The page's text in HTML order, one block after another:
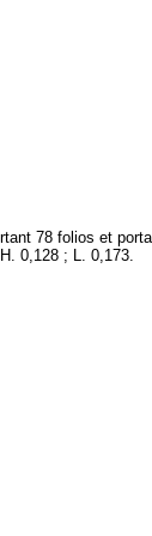
78 folios et
0,128 ; L. 0,173.